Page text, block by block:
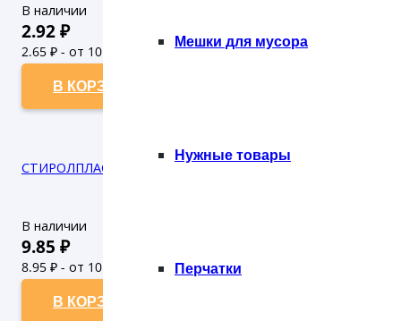
Мешки для мусора
Нужные товары
Перчатки
В наличии
2.92₽
2.65 ₽ - от 10.000 рублей
2.41₽ - от 50.000 рублей
В КОРЗИНУ
СТИРОЛПЛАСТ СЕРИЯ 139 КОНТЕЙНЕР 1000 МЛ БЕЗ
В наличии
9.85 ₽
8.95 ₽ - от 10.000 рублей
8.14₽ - от 50.000 рублей
В КОРЗИНУ